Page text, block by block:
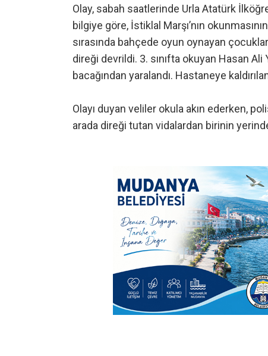
Olay, sabah saatlerinde Urla Atatürk
bilgiye göre, İstiklal Marşı’nın
sırasında bahçede oyun oynayan
direği devrildi. 3. sınıfta okuyan Hasan
bacağından yaralandı. Hastaneye
Olayı duyan veliler okula akın ederken,
arada direği tutan vidalardan birinin